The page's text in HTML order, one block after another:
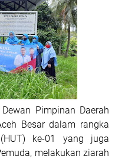
Dewan Pimpinan Daerah
Besar dalam rangka
ke-01 yang juga
melakukan ziarah